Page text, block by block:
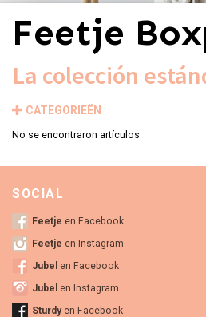
Feetje
La colección
CATEGORIEËN
No se encontraron artículos
SOCIAL
Feetje en Facebook
Feetje en Instagram
Jubel en Facebook
Jubel en Instagram
Sturdyen Facebook